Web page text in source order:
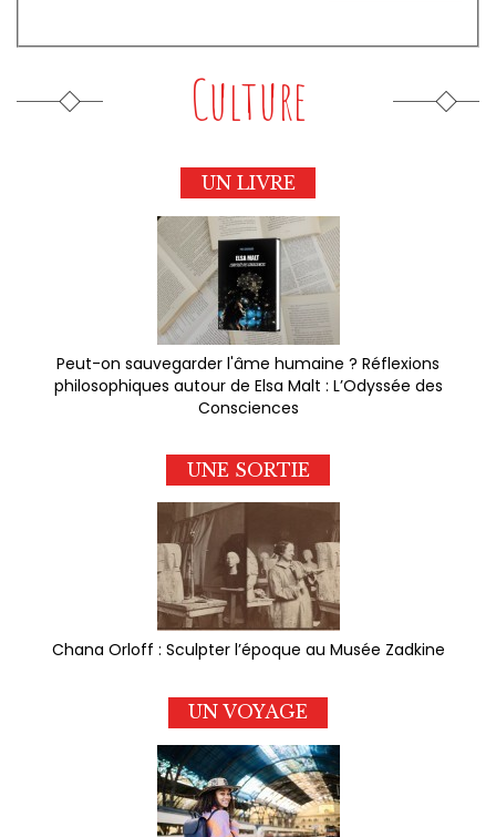
Culture
UN LIVRE
Peut-on sauvegarder l'âme humaine ? Réflexions
philosophiques autour de Elsa Malt : L’Odyssée des
Consciences
UNE SORTIE
Chana Orloff : Sculpter l’époque au Musée Zadkine
UN VOYAGE